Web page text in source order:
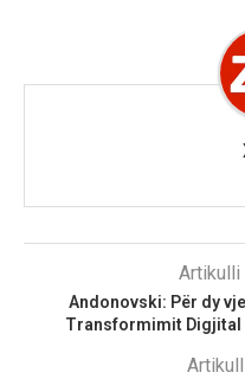
Artikulli
Andonovski: Për dy
Transformimit Digjital